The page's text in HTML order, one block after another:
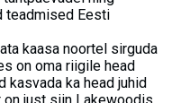
teadmised Eesti
kaasa noortel sirguda
on oma riigile head
kasvada ka head juhid